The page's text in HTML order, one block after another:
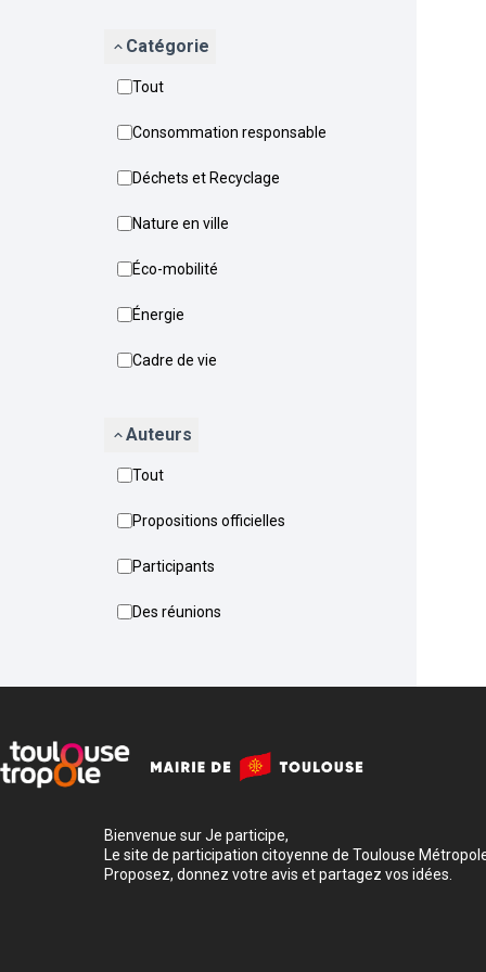
Catégorie
Tout
Consommation responsable
Déchets et Recyclage
Nature en ville
Éco-mobilité
Énergie
Cadre de vie
Auteurs
Tout
Propositions officielles
Participants
Des réunions
Bienvenue sur Je participe,
Le site de participation citoyenne de Toulouse
Proposez, donnez votre avis et partagez vos idées.